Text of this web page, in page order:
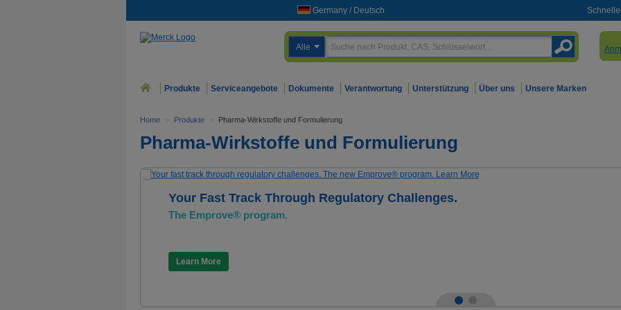
Germany / Deutsch
Alle
Produkte Serviceangebote Dokumente Verantwortung Unterstützung Über uns Unsere Marken
Home > Produkte > Pharma-Wirkstoffe und Formulierung
Pharma-Wirkstoffe und Formulierung
Your Fast Track Through Regulatory Challenges.
The Emprove® program.
Learn More